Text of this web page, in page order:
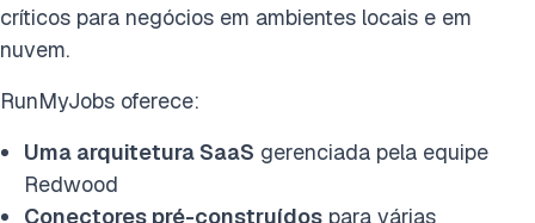
críticos para negócios em ambientes locais e em
nuvem.
RunMyJobs oferece:
Uma arquitetura SaaS gerenciada pela equipe
Redwood
Conectores pré-construídos para várias